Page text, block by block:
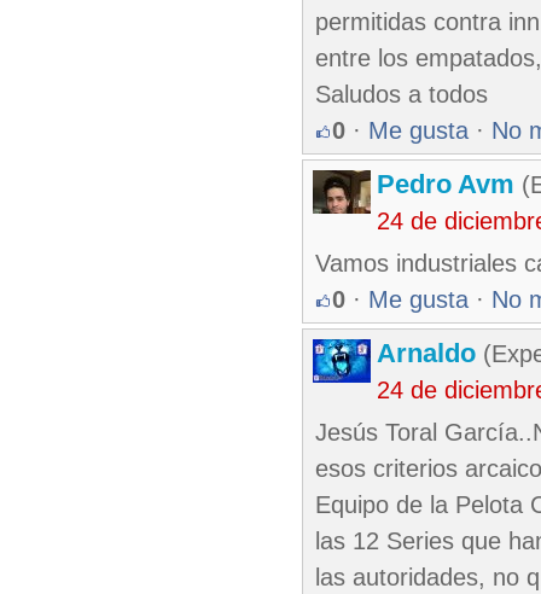
permitidas contra
entre los
Saludos a todos
0 · Me gusta · No
Pedro Avm
24 de
Vamos industriales
0 · Me gusta · No
Arnaldo
24 de
Jesús Toral
esos criterios
Equipo de la Pelota
las 12 Series que
las autoridades, no